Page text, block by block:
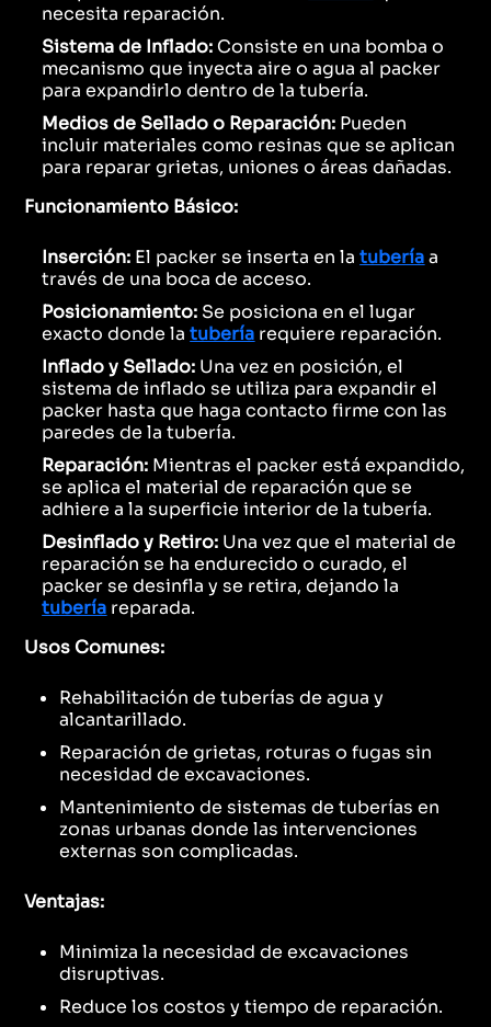
necesita reparación.
Sistema de Inflado: Consiste en una bomba o
mecanismo que inyecta aire o agua al packer
para expandirlo dentro de la tubería.
Medios de Sellado o Reparación: Pueden
incluir materiales como resinas que se aplican
para reparar grietas, uniones o áreas dañadas.
Funcionamiento Básico:
Inserción: El packer se inserta en latuberíaa
través de una boca de acceso.
Posicionamiento: Se posiciona en el lugar
exacto donde latubería requiere reparación.
Inflado y Sellado: Una vez en posición, el
sistema de inflado se utiliza para expandir el
packer hasta que haga contacto firme con las
paredes de la tubería.
Reparación: Mientras el packer está expandido,
se aplica el material de reparación que se
adhiere a la superficie interior de la tubería.
Desinflado y Retiro: Una vez que el material de
reparación se ha endurecido o curado, el
packer se desinfla y se retira, dejando la
tubería reparada.
Usos Comunes:
Rehabilitación de tuberías de agua y
alcantarillado.
Reparación de grietas, roturas o fugas sin
necesidad de excavaciones.
Mantenimiento de sistemas de tuberías en
zonas urbanas donde las intervenciones
externas son complicadas.
Ventajas:
Minimiza la necesidad de excavaciones
disruptivas.
Reduce los costos y tiempo de reparación.